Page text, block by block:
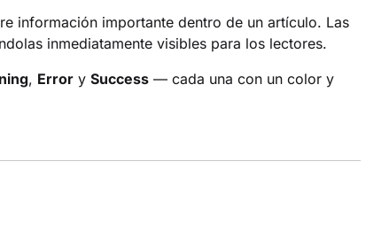
información importante dentro de un artículo. Las
inmediatamente visibles para los lectores.
, Error y Success — cada una con un color y